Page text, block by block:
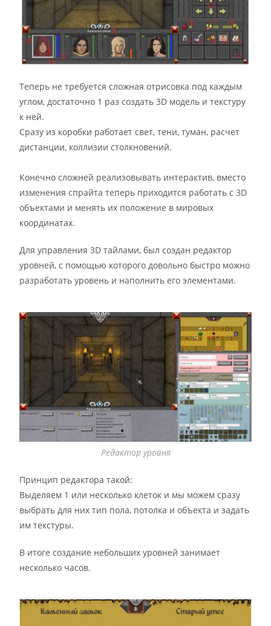
Теперь не требуется сложная отрисовка под каждым
углом, достаточно 1 раз создать 3D модель и текстуру
к ней.
Сразу из коробки работает свет, тени, туман, расчет
дистанции, коллизии столкновений.
Конечно сложней реализовывать интерактив, вместо
изменения спрайта теперь приходится работать с 3D
объектами и менять их положение в мировых
координатах.
Для управления 3D тайлами, был создан редактор
уровней, с помощью которого довольно быстро можно
разработать уровень и наполнить его элементами.
Редактор уровня
Принцип редактора такой:
Выделяем 1 или несколько клеток и мы можем сразу
выбрать для них тип пола, потолка и объекта и задать
им текстуры.
В итоге создание небольших уровней занимает
несколько часов.